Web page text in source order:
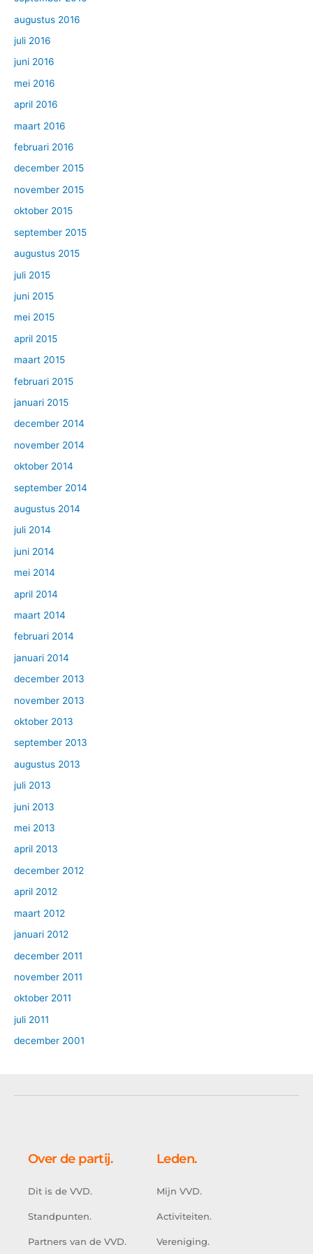
augustus 2016
juli 2016
juni 2016
mei 2016
april 2016
maart 2016
februari 2016
december 2015
november 2015
oktober 2015
september 2015
augustus 2015
juli 2015
juni 2015
mei 2015
april 2015
maart 2015
februari 2015
januari 2015
december 2014
november 2014
oktober 2014
september 2014
augustus 2014
juli 2014
juni 2014
mei 2014
april 2014
maart 2014
februari 2014
januari 2014
december 2013
november 2013
oktober 2013
september 2013
augustus 2013
juli 2013
juni 2013
mei 2013
april 2013
december 2012
april 2012
maart 2012
januari 2012
december 2011
november 2011
oktober 2011
juli 2011
december 2001
Over de partij.
Dit is de VVD.
Standpunten.
Partners van de VVD.
Leden.
Mijn VVD.
Activiteiten.
Vereniging.